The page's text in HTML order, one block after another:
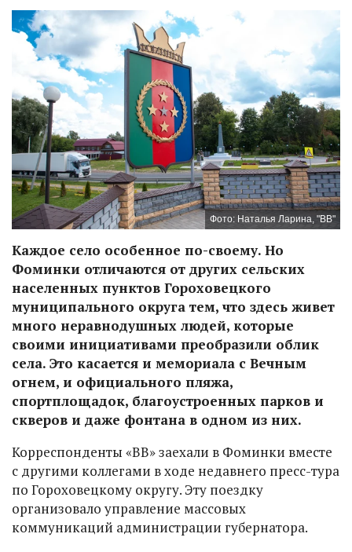
Фото: Наталья Ларина, "ВВ"
Каждое село особенное по-своему. Но
Фоминки отличаются от других сельских
населенных пунктов Гороховецкого
муниципального округа тем, что здесь живет
много неравнодушных людей, которые
своими инициативами преобразили облик
села. Это касается и мемориала с Вечным
огнем, и официального пляжа,
спортплощадок, благоустроенных парков и
скверов и даже фонтана в одном из них.
Корреспонденты «ВВ» заехали в Фоминки вместе
с другими коллегами в ходе недавнего пресс-тура
по Гороховецкому округу. Эту поездку
организовало управление массовых
коммуникаций администрации губернатора.